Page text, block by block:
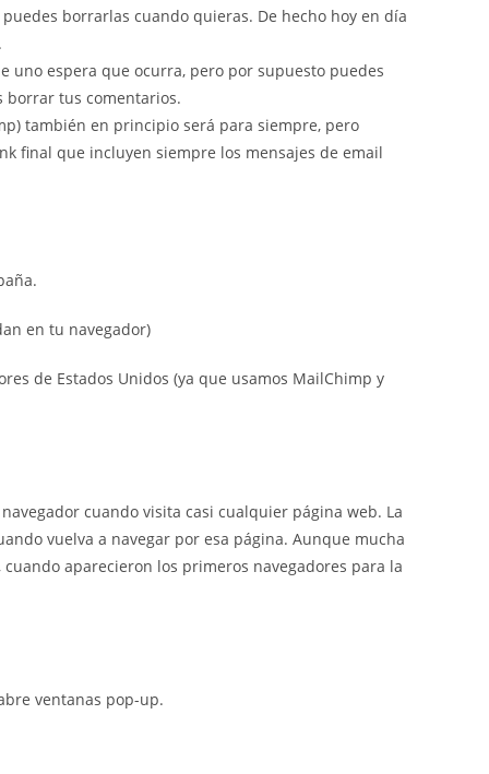
borrarlas cuando quieras. De hecho hoy en día
uno espera que ocurra, pero por supuesto puedes
borrar tus comentarios.
también en principio será para siempre, pero
final que incluyen siempre los mensajes de email
en tu navegador)
de Estados Unidos (ya que usamos MailChimp y
cuando visita casi cualquier página web. La
vuelva a navegar por esa página. Aunque mucha
aparecieron los primeros navegadores para la
ventanas pop-up.